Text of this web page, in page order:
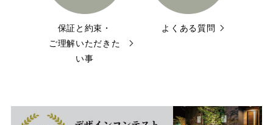
保証と約束・
ご理解いただきた
い事
よくある質問